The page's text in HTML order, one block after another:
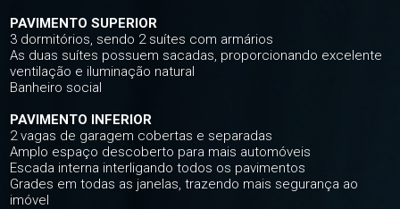
PAVIMENTO SUPERIOR
3 dormitórios, sendo 2 suítes com armários
As duas suítes possuem sacadas, proporcionando excelente
ventilação e iluminação natural
Banheiro social
PAVIMENTO INFERIOR
2 vagas de garagem cobertas e separadas
Amplo espaço descoberto para mais automóveis
Escada interna interligando todos os pavimentos
Grades em todas as janelas, trazendo mais segurança ao
imóvel